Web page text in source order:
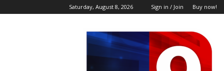
Saturday, August 8, 2026 Sign in / Join Buy now!